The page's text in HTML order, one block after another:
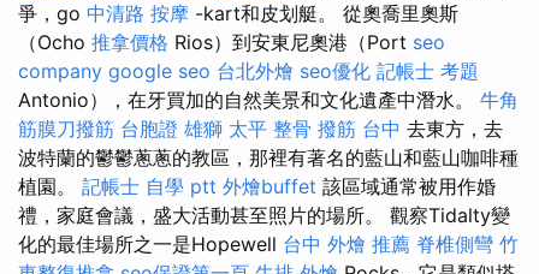
爭，go 中清路 按摩 -kart和皮划艇。 從奧喬里奧斯
（Ocho 推拿價格 Rios）到安東尼奧港（Port seo
company google seo 台北外燴 seo優化 記帳士 考題
Antonio），在牙買加的自然美景和文化遺產中潛水。 牛角
筋膜刀撥筋 台胞證 雄獅 太平 整骨 撥筋 台中 去東方，去
波特蘭的鬱鬱蔥蔥的教區，那裡有著名的藍山和藍山咖啡種
植園。 記帳士 自學 ptt 外燴buffet 該區域通常被用作婚
禮，家庭會議，盛大活動甚至照片的場所。 觀察Tidalty變
化的最佳場所之一是Hopewell 台中 外燴 推薦 脊椎側彎 竹